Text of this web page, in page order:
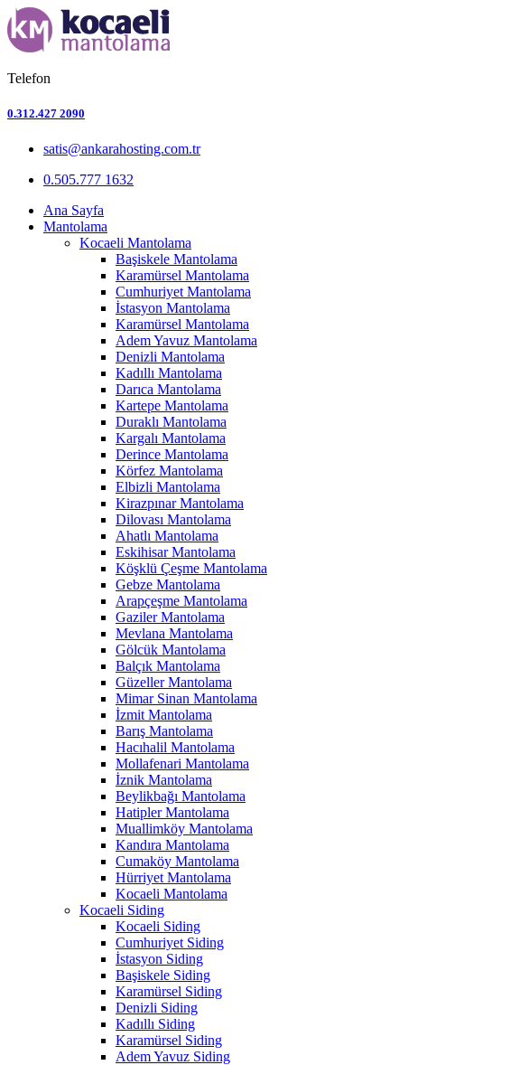
Telefon
0.312.427 2090
satis@ankarahosting.com.tr
0.505.777 1632
Ana Sayfa
Mantolama
Kocaeli Mantolama
Başiskele Mantolama
Karamürsel Mantolama
Cumhuriyet Mantolama
İstasyon Mantolama
Karamürsel Mantolama
Adem Yavuz Mantolama
Denizli Mantolama
Kadıllı Mantolama
Darıca Mantolama
Kartepe Mantolama
Duraklı Mantolama
Kargalı Mantolama
Derince Mantolama
Körfez Mantolama
Elbizli Mantolama
Kirazpınar Mantolama
Dilovası Mantolama
Ahatlı Mantolama
Eskihisar Mantolama
Köşklü Çeşme Mantolama
Gebze Mantolama
Arapçeşme Mantolama
Gaziler Mantolama
Mevlana Mantolama
Gölcük Mantolama
Balçık Mantolama
Güzeller Mantolama
Mimar Sinan Mantolama
İzmit Mantolama
Barış Mantolama
Hacıhalil Mantolama
Mollafenari Mantolama
İznik Mantolama
Beylikbağı Mantolama
Hatipler Mantolama
Muallimköy Mantolama
Kandıra Mantolama
Cumaköy Mantolama
Hürriyet Mantolama
Kocaeli Mantolama
Kocaeli Siding
Kocaeli Siding
Cumhuriyet Siding
İstasyon Siding
Başiskele Siding
Karamürsel Siding
Denizli Siding
Kadıllı Siding
Karamürsel Siding
Adem Yavuz Siding